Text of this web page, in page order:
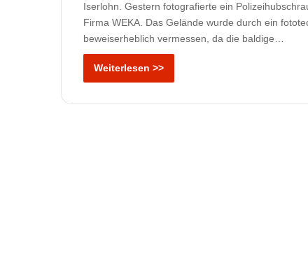
Iserlohn. Gestern fotografierte ein
Firma WEKA. Das Gelände wurde durch ein
beweiserheblich vermessen, da die baldige…
Weiterlesen >>